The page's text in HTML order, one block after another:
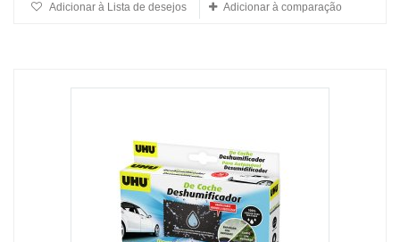
Adicionar à Lista de desejos Adicionar à comparação